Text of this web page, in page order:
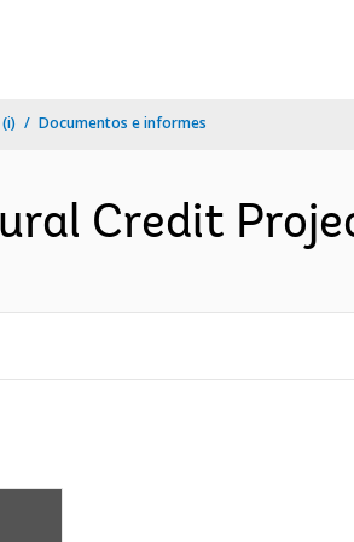
Documentos e informes
Credit